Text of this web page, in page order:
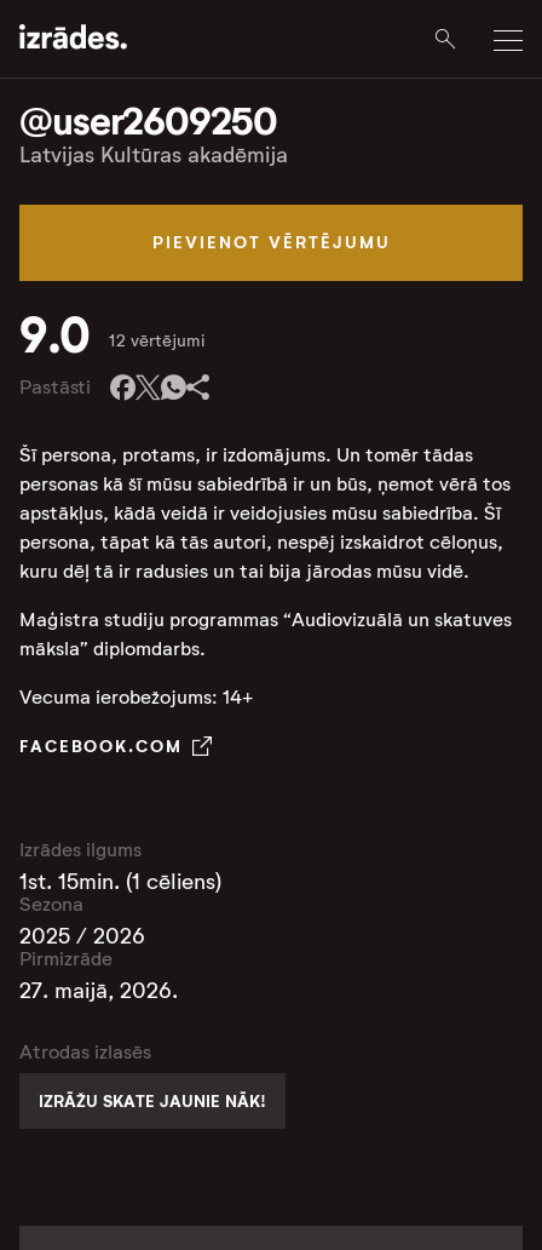
@user2609250
Latvijas Kultūras akadēmija
PIEVIENOT VĒRTĒJUMU
9.0 12 vērtējumi
Pastāsti
Šī persona, protams, ir izdomājums. Un tomēr tādas
personas kā šī mūsu sabiedrībā ir un būs, ņemot vērā tos
apstākļus, kādā veidā ir veidojusies mūsu sabiedrība. Šī
persona, tāpat kā tās autori, nespēj izskaidrot cēloņus,
kuru dēļ tā ir radusies un tai bija jārodas mūsu vidē.
Maģistra studiju programmas “Audiovizuālā un skatuves
māksla” diplomdarbs.
Vecuma ierobežojums: 14+
FACEBOOK.COM
Izrādes ilgums
1st. 15min. (1 cēliens)
Sezona
2025 / 2026
Pirmizrāde
27. maijā, 2026.
Atrodas izlasēs
IZRĀŽU SKATE JAUNIE NĀK!